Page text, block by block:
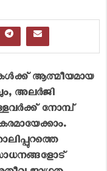
ആത്മീയമായ
അലർജി
നോമ്പ്